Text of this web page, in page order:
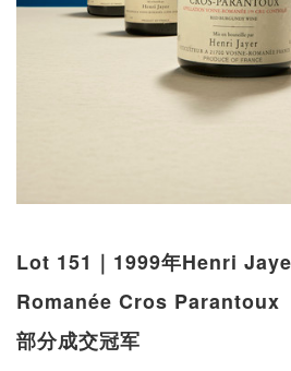
Lot 151｜1999年Henri
Romanée Cros Parantoux
部分成交冠军